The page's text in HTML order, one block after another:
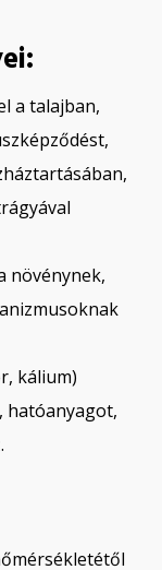
a talajban,
növénynek,
kálium)
hatóanyagot,